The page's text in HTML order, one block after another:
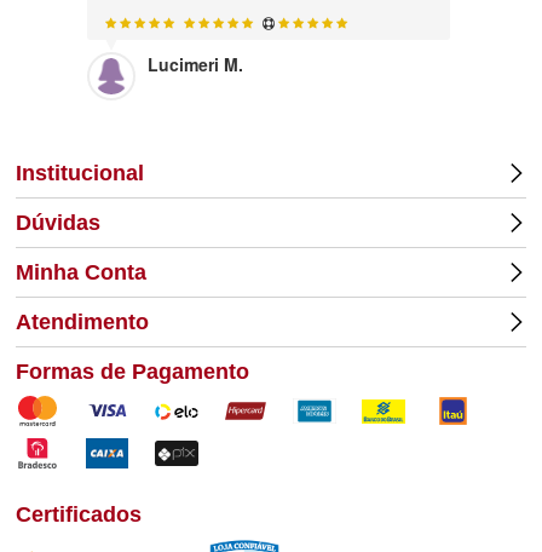
Lucimeri M.
Institucional
Dúvidas
Minha Conta
Atendimento
Formas de Pagamento
Certificados